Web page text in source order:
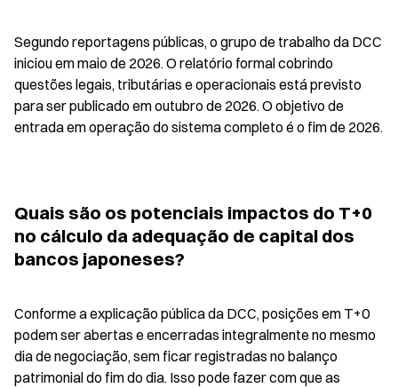
Segundo reportagens públicas, o grupo de trabalho da DCC
iniciou em maio de 2026. O relatório formal cobrindo
questões legais, tributárias e operacionais está previsto
para ser publicado em outubro de 2026. O objetivo de
entrada em operação do sistema completo é o fim de 2026.
Quais são os potenciais impactos do T+0
no cálculo da adequação de capital dos
bancos japoneses?
Conforme a explicação pública da DCC, posições em T+0
podem ser abertas e encerradas integralmente no mesmo
dia de negociação, sem ficar registradas no balanço
patrimonial do fim do dia. Isso pode fazer com que as